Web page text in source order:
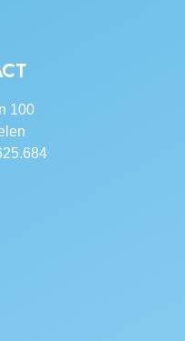
100